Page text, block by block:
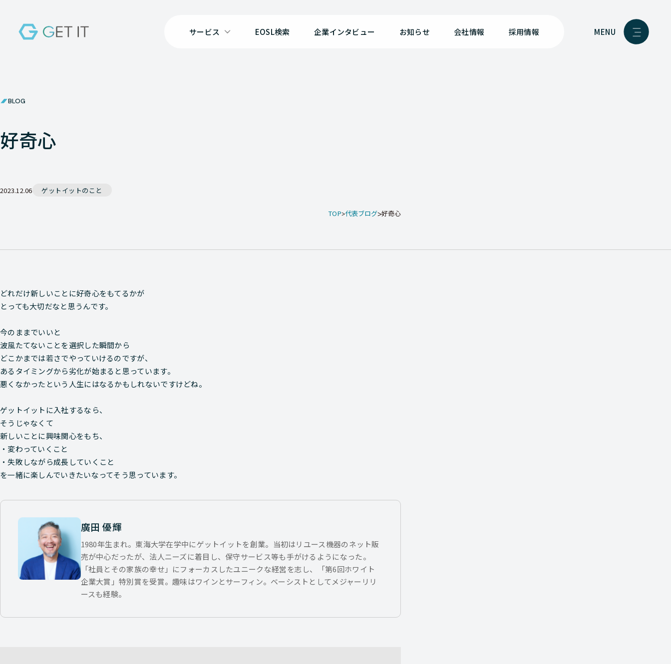
サービス EOSL検索 企業インタビュー お知らせ 会社情報 採用情報 MENU
BLOG
好奇心
2023.12.06 ゲットイットのこと
TOP 代表ブログ 好奇心
どれだけ新しいことに好奇心をもてるかが
とっても大切だなと思うんです。
今のままでいいと
波風たてないことを選択した瞬間から
どこかまでは若さでやっていけるのですが、
あるタイミングから劣化が始まると思っています。
悪くなかったという人生にはなるかもしれないですけどね。
ゲットイットに入社するなら、
そうじゃなくて
新しいことに興味関心をもち、
・変わっていくこと
・失敗しながら成長していくこと
を一緒に楽しんでいきたいなってそう思っています。
廣田 優輝
1980年生まれ。東海大学在学中にゲットイットを創業。当初はリユース機器のネット販
売が中心だったが、法人ニーズに着目し、保守サービス等も手がけるようになった。
「社員とその家族の幸せ」にフォーカスしたユニークな経営を志し、「第6回ホワイト
企業大賞」特別賞を受賞。趣味はワインとサーフィン。ベーシストとしてメジャーリリ
ースも経験。